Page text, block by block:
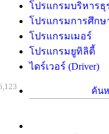
โปรแกรมบริหารธุ
โปรแกรมการศึกษ
โปรแกรมเมอร์
โปรแกรมยูทิลิตี้
ไดร์เวอร์ (Driver)
ค้น